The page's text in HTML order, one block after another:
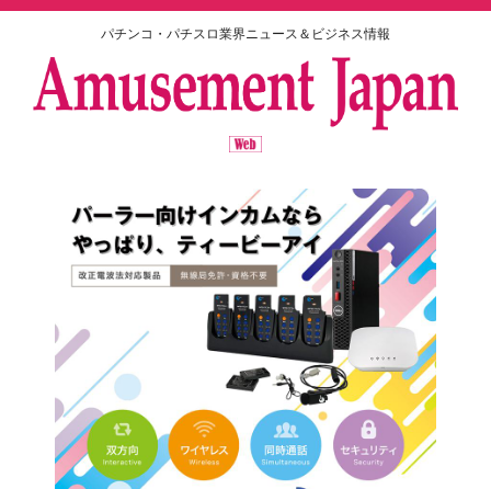
パチンコ・パチスロ業界ニュース＆ビジネス情報